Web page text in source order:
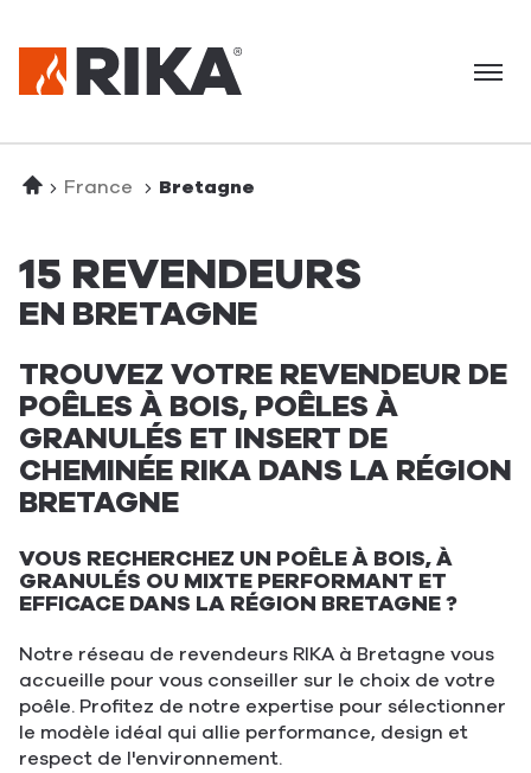
Menu
AccueilFrance Bretagne
15 REVENDEURS
EN BRETAGNE
TROUVEZ VOTRE REVENDEUR DE
POÊLES À BOIS, POÊLES À
GRANULÉS ET INSERT DE
CHEMINÉE RIKA DANS LA RÉGION
BRETAGNE
VOUS RECHERCHEZ UN POÊLE À BOIS, À
GRANULÉS OU MIXTE PERFORMANT ET
EFFICACE DANS LA RÉGION BRETAGNE ?
Notre réseau de revendeurs RIKA à Bretagne vous
accueille pour vous conseiller sur le choix de votre
poêle. Profitez de notre expertise pour sélectionner
le modèle idéal qui allie performance, design et
respect de l'environnement.